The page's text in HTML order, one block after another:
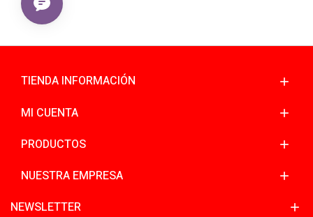
TIENDA INFORMACIÓN
MI CUENTA
PRODUCTOS
NUESTRA EMPRESA
NEWSLETTER